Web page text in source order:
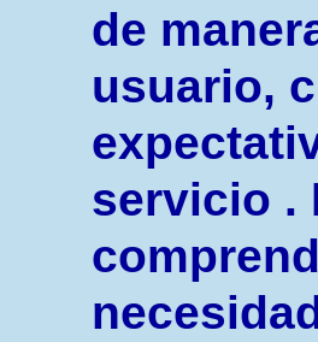
de
usuario,
servicio .